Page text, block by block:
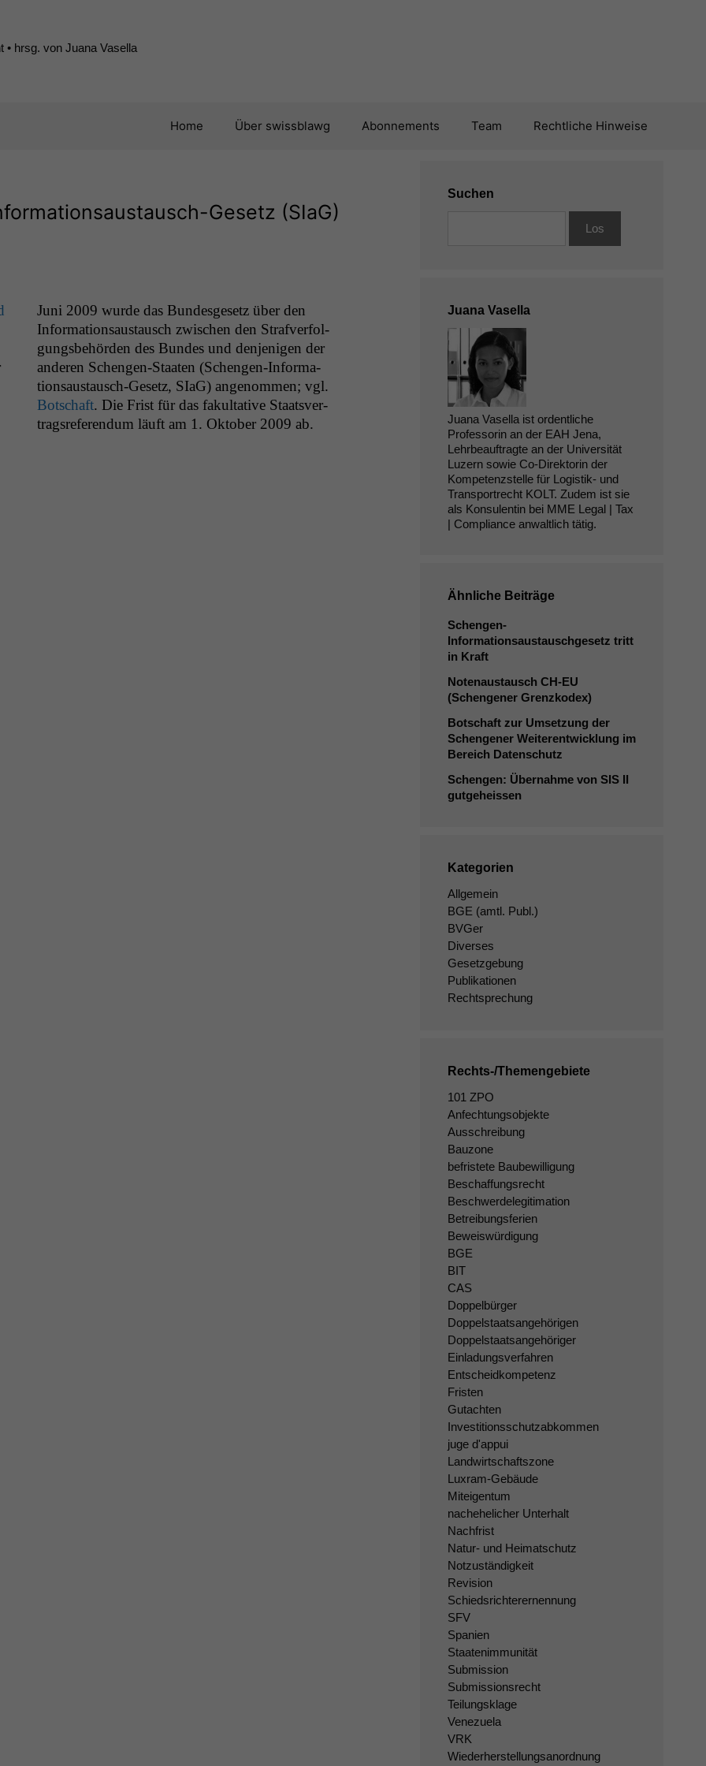
hrsg. von Juana Vasella
Home Über swissblawg Abonnements Team Rechtliche Hinweise
Gesetz (SIaG)
Juni 2009 wurde das Bun­des­ge­setz über den
Infor­ma­tion­saus­tausch zwis­chen den Strafver­fol­
gungs­be­hör­den des Bun­des und den­jeni­gen der
tion­saus­tausch-Gesetz, SIaG) angenom­men; vgl.
Botschaft. Die Frist für das fakul­ta­tive Staatsver­
tragsref­er­en­dum läuft am 1. Okto­ber 2009 ab.
Suchen
Juana Vasella
Juana Vasella ist ordentliche
Professorin an der EAH Jena,
Lehrbeauftragte an der Universität
Luzern sowie Co-Direktorin der
Kompetenzstelle für Logistik- und
Transportrecht KOLT. Zudem ist sie
als Konsulentin bei MME Legal | Tax
| Compliance anwaltlich tätig.
Ähnliche Beiträge
Schengen-
Informationsaustauschgesetz tritt
in Kraft
Notenaustausch CH-EU
(Schengener Grenzkodex)
Botschaft zur Umsetzung der
Schengener Weiterentwicklung im
Bereich Datenschutz
Schengen: Übernahme von SIS II
gutgeheissen
Kategorien
Allgemein
BGE (amtl. Publ.)
BVGer
Diverses
Gesetzgebung
Publikationen
Rechtsprechung
Rechts-/Themengebiete
101 ZPO
Anfechtungsobjekte
Ausschreibung
Bauzone
befristete Baubewilligung
Beschaffungsrecht
Beschwerdelegitimation
Betreibungsferien
Beweiswürdigung
BGE
BIT
CAS
Doppelbürger
Doppelstaatsangehörigen
Doppelstaatsangehöriger
Einladungsverfahren
Entscheidkompetenz
Fristen
Gutachten
Investitionsschutzabkommen
juge d'appui
Landwirtschaftszone
Luxram-Gebäude
Miteigentum
nachehelicher Unterhalt
Nachfrist
Natur- und Heimatschutz
Notzuständigkeit
Revision
Schiedsrichterernennung
SFV
Spanien
Staatenimmunität
Submission
Submissionsrecht
Teilungsklage
Venezuela
VRK
Wiederherstellungsanordnung